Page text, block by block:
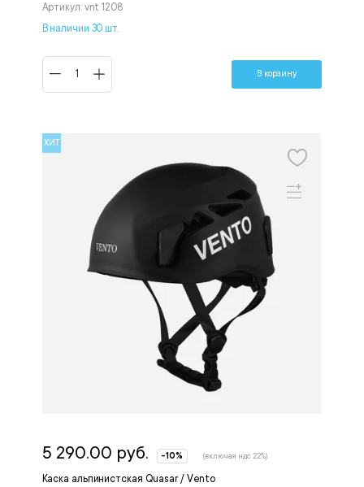
Артикул: vnt 1208
В наличии 30 шт.
В корзину
ХИТ
Каска альпинистская Quasar / Vento
5 290.00 руб. -10% (включая ндс 22%)